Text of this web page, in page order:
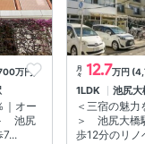
万円)
｜オー
池尻
7...
月
々 12.7万円
1LDK 池尻大
＜三宿の魅力
＞ 池尻大橋
歩12分のリノ